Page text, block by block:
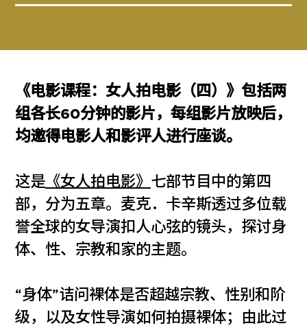
《电影课程：女人拍电影（四）》包括两
组各长60分钟的影片，每组影片放映后，
均邀得电影人和影评人进行座谈。
这是 《女人拍电影》 七部节目中的第四
部，分为五章。麦克．卡辛斯透过多位载
誉全球的女导演扣人心弦的镜头，探讨身
体、性、宗教和家的主题。
“身体”诘问裸体是否超越宗教、性别和阶
级，以及女性导演如何拍摄裸体；由此过